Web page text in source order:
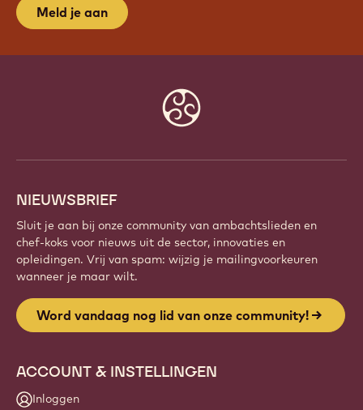
Meld je aan
NIEUWSBRIEF
Sluit je aan bij onze community van ambachtslieden en
chef-koks voor nieuws uit de sector, innovaties en
opleidingen. Vrij van spam: wijzig je mailingvoorkeuren
wanneer je maar wilt.
Word vandaag nog lid van onze community!
ACCOUNT & INSTELLINGEN
Inloggen